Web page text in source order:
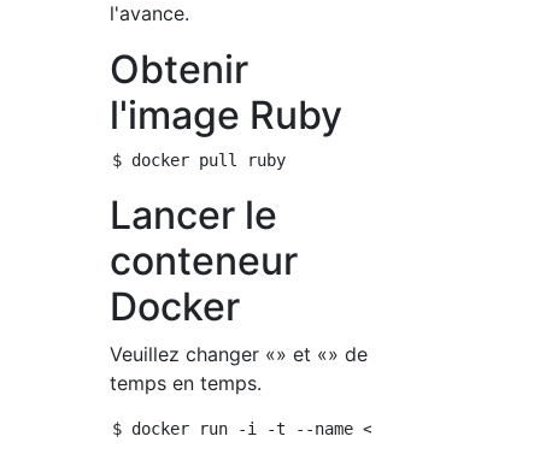
l'avance.
Obtenir
l'image Ruby
Lancer le
conteneur
Docker
Veuillez changer «» et «» de
temps en temps.